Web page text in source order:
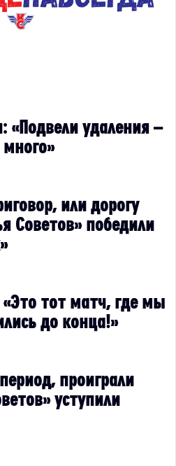
«Подвели удаления –
или дорогу
Советов» победили
«Это тот матч, где мы
до конца!»
проиграли
уступили